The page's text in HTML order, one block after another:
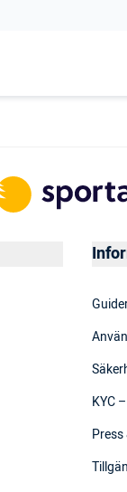
KYC
Press